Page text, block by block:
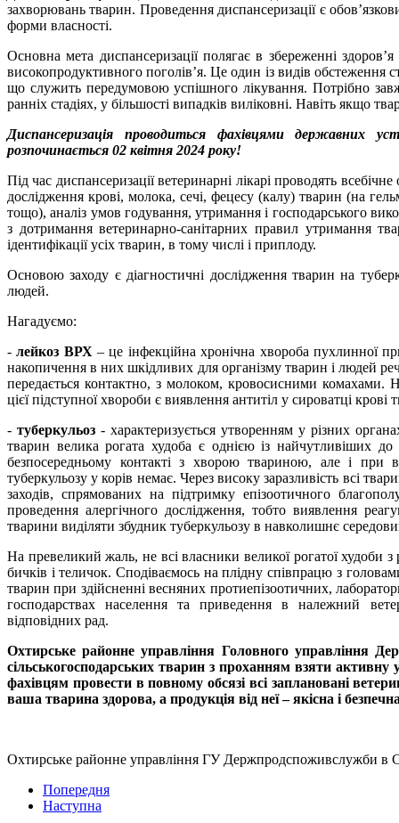
захворювань тварин. Проведення диспансеризації є
форми власності.
Основна мета диспансеризації полягає в збереженні
високопродуктивного поголів’я. Це один із видів обстеження
що служить передумовою успішного лікування. Потрібно
ранніх стадіях, у більшості випадків виліковні. Навіть якщо
Диспансеризація проводиться фахівцями державних
розпочинається 02 квітня 2024 року!
Під час диспансеризації ветеринарні лікарі проводять
дослідження крові, молока, сечі, фецесу (калу) тварин (на
тощо), аналіз умов годування, утримання і господарського
з дотримання ветеринарно-санітарних правил утримання
ідентифікації усіх тварин, в тому числі і приплоду.
Основою заходу є діагностичні дослідження тварин на
людей.
Нагадуємо:
-лейкоз ВРХ– це інфекційна хронічна хвороба пухлинної
накопичення в них шкідливих для організму тварин і людей
передається контактно, з молоком, кровосисними комахами.
цієї підступної хвороби є виявлення антитіл у сироватці крові
- туберкульоз- характеризується утворенням у різних
тварин велика рогата худоба є однією із найчутливіших
безпосередньому контакті з хворою твариною, але і при
туберкульозу у корів немає. Через високу заразливість всі
заходів, спрямованих на підтримку епізоотичного
проведення алергічного дослідження, тобто виявлення
тварини виділяти збудник туберкульозу в навколишнє
На превеликий жаль, не всі власники великої рогатої худоби
бичків і теличок. Сподіваємось на плідну співпрацю з
тварин при здійсненні весняних протиепізоотичних,
господарствах населення та приведення в належний
відповідних рад.
Охтирське районне управління Головного управління
сільськогосподарських тварин з проханням взяти активну
фахівцям провести в повному обсязі всі заплановані
ваша тварина здорова, а продукція від неї – якісна і
Охтирське районне управління ГУ Держпродспоживслужби в
Попередня
Наступна